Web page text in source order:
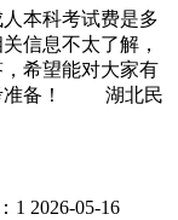
本科考试费是多
信息不太了解，
希望能对大家有
考准备！ 湖北民
1 2026-05-16